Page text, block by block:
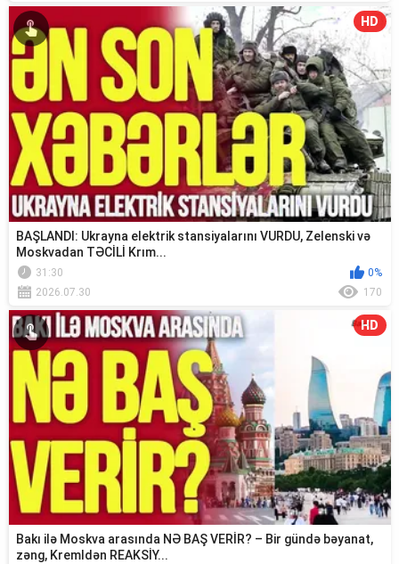
HD
BAŞLANDI: Ukrayna elektrik stansiyalarını VURDU, Zelenski və
Moskvadan TƏCİLİ Krım...
31:30
0%
2026.07.30
170
HD
Bakı ilə Moskva arasında NƏ BAŞ VERİR? – Bir gündə bəyanat,
zəng, Kremldən REAKSİY...